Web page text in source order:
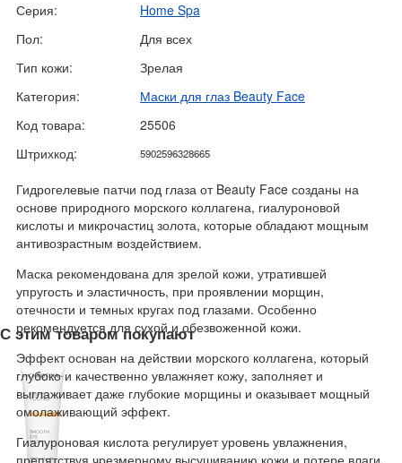
Серия:
Home Spa
Пол:
Для всех
Тип кожи:
Зрелая
Категория:
Маски для глаз Beauty Face
Код товара:
25506
Штрихкод:
5902596328665
Гидрогелевые патчи под глаза от Beauty Face созданы на
основе природного морского коллагена, гиалуроновой
кислоты и микрочастиц золота, которые обладают мощным
антивозрастным воздействием.
Маска рекомендована для зрелой кожи, утратившей
упругость и эластичность, при проявлении морщин,
отечности и темных кругах под глазами. Особенно
рекомендуется для сухой и обезвоженной кожи.
Эффект основан на действии морского коллагена, который
глубоко и качественно увлажняет кожу, заполняет и
выглаживает даже глубокие морщины и оказывает мощный
омолаживающий эффект.
Гиалуроновая кислота регулирует уровень увлажнения,
препятствуя чрезмерному высушиванию кожи и потере влаги.
С этим товаром покупают